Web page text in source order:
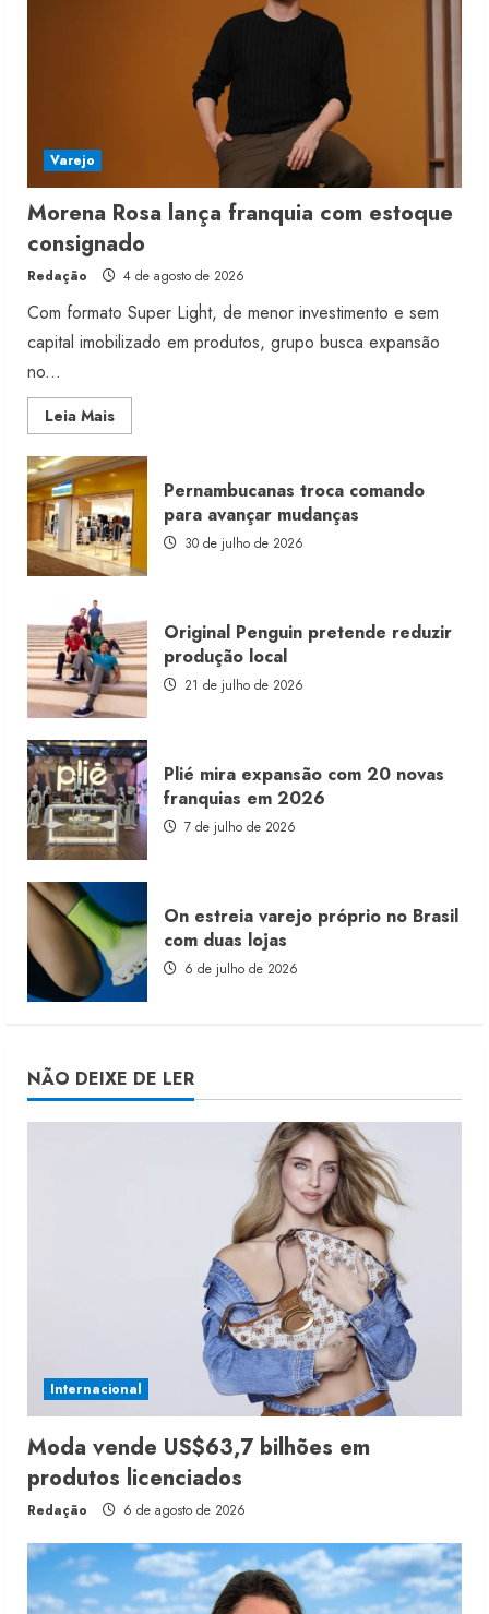
Varejo
Morena Rosa lança franquia com estoque
consignado
Redação 4 de agosto de 2026
Com formato Super Light, de menor investimento e sem
capital imobilizado em produtos, grupo busca expansão
no...
Leia MaisRead
more
Morena
Rosa
lança
franquia
com
estoque
consignado
Pernambucanas troca comando
para avançar mudanças
30 de julho de 2026
Original Penguin pretende reduzir
produção local
21 de julho de 2026
Plié mira expansão com 20 novas
franquias em 2026
7 de julho de 2026
On estreia varejo próprio no Brasil
com duas lojas
6 de julho de 2026
NÃO DEIXE DE LER
Internacional
Moda vende US$63,7 bilhões em
produtos licenciados
Redação 6 de agosto de 2026